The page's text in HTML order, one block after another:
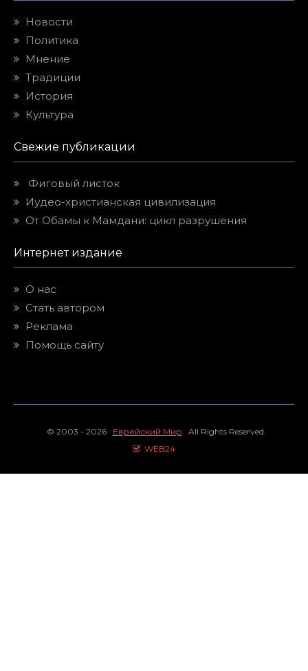
Новости
Политика
Мнение
Традиции
История
Культура
Свежие публикации
Фиговый листок
Иудео-христианская цивилизация
От Обамы к Мамдани: цикл разрушения
Интернет издание
О нас
Стать автором
Реклама
Помощь сайту
© 2003 - 2026 Еврейский Мир All Rights Reserved.
WEB24